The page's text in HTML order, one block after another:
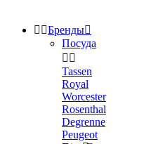
 Бренды
Посуда
 
Tassen
Royal
Worcester
Rosenthal
Degrenne
Peugeot